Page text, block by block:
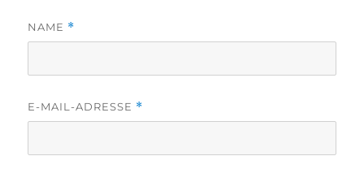
NAME *
E-MAIL-ADRESSE *